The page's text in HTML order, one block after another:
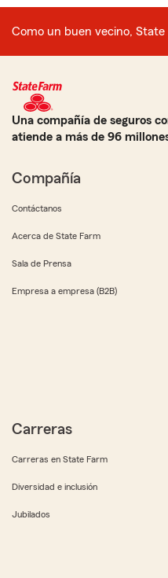
Como un buen vecino, State
Una compañía de seguros
atiende a más de 96
Compañía
Contáctanos
Acerca de State Farm
Sala de Prensa
Empresa a empresa (B2B)
Carreras
Carreras en State Farm
Diversidad e inclusión
Jubilados